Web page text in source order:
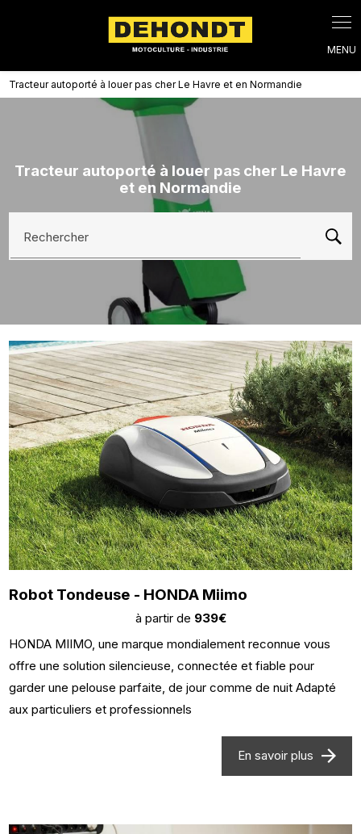
Tracteur autoporté à louer pas cher Le Havre et en Normandie
Tracteur autoporté à louer pas cher Le Havre
et en Normandie
Rechercher
Robot Tondeuse - HONDA Miimo
à partir de 939€
HONDA MIIMO, une marque mondialement reconnue vous
offre une solution silencieuse, connectée et fiable pour
garder une pelouse parfaite, de jour comme de nuit Adapté
aux particuliers et professionnels
En savoir plus